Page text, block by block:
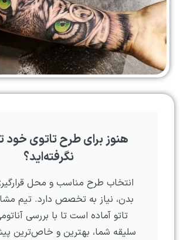
هنوز برای طرح تاتوی
نگرفته‌اید؟
انتخاب طرح مناسب و محل
بدن، نیاز به تخصص دارد. تیم
تاتو آماده است تا با بررسی
سلیقه شما، بهترین و خاص‌ترین